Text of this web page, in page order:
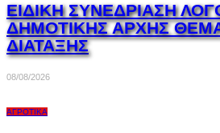
ΕΙΔΙΚΗ ΣΥΝΕΔΡΙΑΣΗ
ΔΗΜΟΤΙΚΗΣ ΑΡΧΗΣ
ΔΙΑΤΑΞΗΣ
08/08/2026
ΑΓΡΟΤΙΚΆ